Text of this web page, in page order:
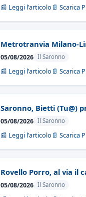
📰 Leggi l'articolo 📄 Scarica
Metrotranvia Milano-
05/08/2026 Il Saronno
📰 Leggi l'articolo 📄 Scarica
Saronno, Bietti (Tu@)
05/08/2026 Il Saronno
📰 Leggi l'articolo 📄 Scarica
Rovello Porro, al via il
05/08/2026 Il Saronno